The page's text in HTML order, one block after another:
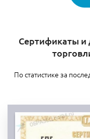
Сертификаты и
По статистике за